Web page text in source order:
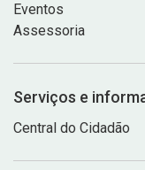
Eventos
Assessoria
Serviços e
Central do Cidadão